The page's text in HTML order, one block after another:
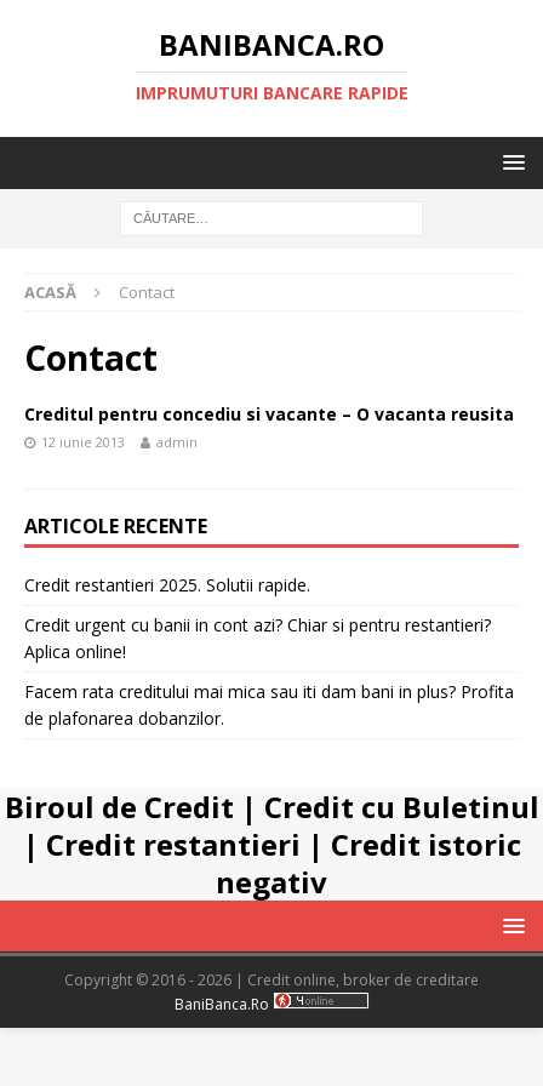
BANIBANCA.RO
IMPRUMUTURI BANCARE RAPIDE
ACASĂ Contact
Contact
Creditul pentru concediu si vacante – O vacanta reusita
12 iunie 2013 admin
ARTICOLE RECENTE
Credit restantieri 2025. Solutii rapide.
Credit urgent cu banii in cont azi? Chiar si pentru restantieri?
Aplica online!
Facem rata creditului mai mica sau iti dam bani in plus? Profita
de plafonarea dobanzilor.
Biroul de Credit | Credit cu Buletinul
| Credit restantieri | Credit istoric
negativ
Copyright © 2016 - 2026 | Credit online, broker de creditare
BaniBanca.Ro